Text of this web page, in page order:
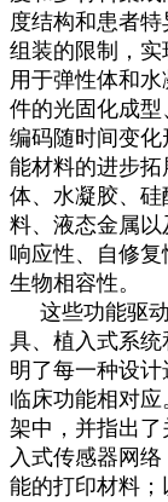
度结构和患者
组装的限制，
用于弹性体和
件的光固化成
编码随时间变
能材料的进步
体、水凝胶、
料、液态金属
响应性、自修
生物相容性。
这些功能驱动
具、植入式系
明了每一种设
临床功能相对
架中，并指出
入式传感器网
能的打印材料